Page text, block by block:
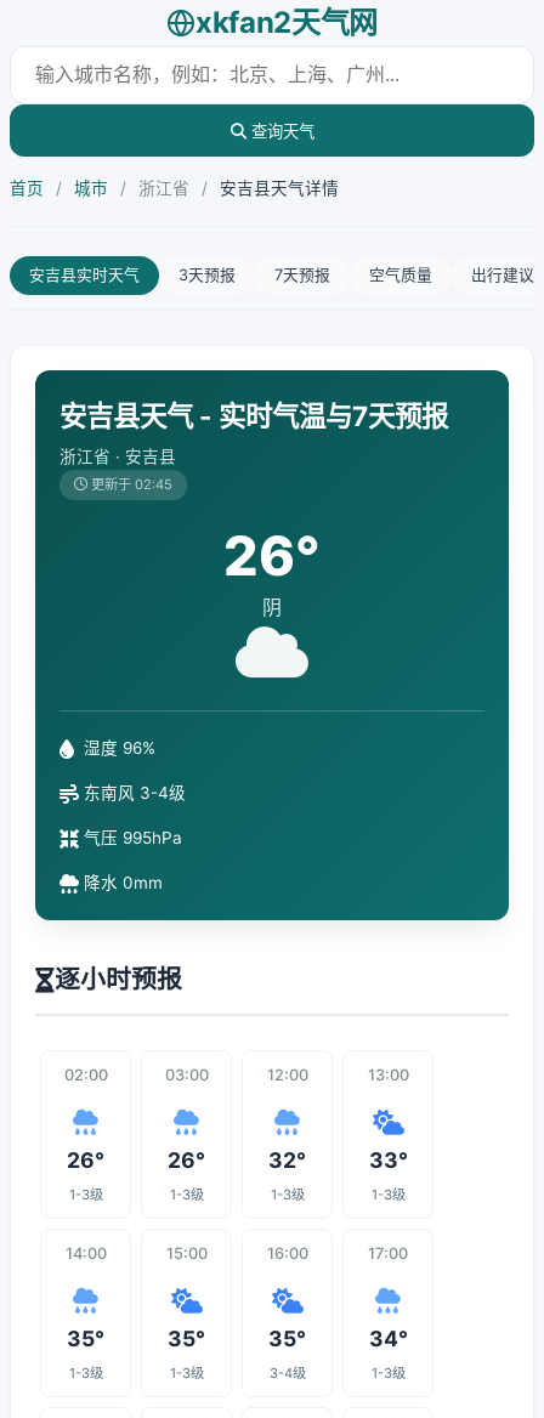
xkfan2天气网
查询天气
首页 / 城市 / 浙江省 / 安吉县天气详情
安吉县实时天气 3天预报 7天预报 空气质量 出行建议
安吉县天气 - 实时气温与7天预报
浙江省 · 安吉县
更新于 02:45
26°
阴
湿度 96%
东南风 3-4级
气压 995hPa
降水 0mm
逐小时预报
02:00
26°
1-3级
03:00
26°
1-3级
12:00
32°
1-3级
13:00
33°
1-3级
14:00
35°
1-3级
15:00
35°
1-3级
16:00
35°
3-4级
17:00
34°
1-3级